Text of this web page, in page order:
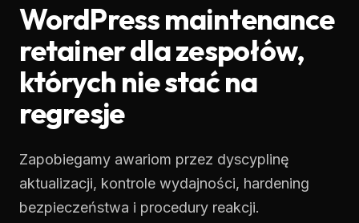
WordPress maintenance
retainer dla zespołów,
których nie stać na
regresje
Zapobiegamy awariom przez dyscyplinę
aktualizacji, kontrole wydajności, hardening
bezpieczeństwa i procedury reakcji.